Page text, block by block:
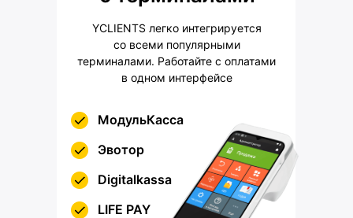
МодульКасса
YCLIENTS легко интегрируется
со всеми популярными
терминалами. Работайте с оплатами
в одном интерфейсе
Эвотор
LIFE PAY
Digitalkassa